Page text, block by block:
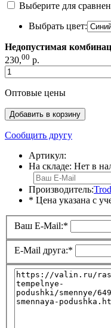
Выберите для
Выбрать цвет:
Недопустимая
230,00 р.
Оптовые цены
Добавить в корзину
Сообщить другу
Артикул:
На складе: Нет в
Производитель:
* Цена указана с
Ваш E-Mail:*
E-Mail друга:*